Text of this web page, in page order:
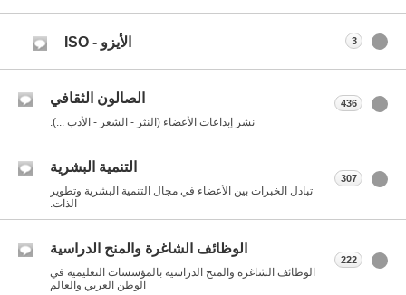
الأيزو - ISO 3
الصالون الثقافي
نشر إبداعات الأعضاء (النثر - الشعر - الأدب ...).
436
التنمية البشرية
تبادل الخبرات بين الأعضاء في مجال التنمية البشرية وتطوير
الذات.
307
الوظائف الشاغرة والمنح الدراسية
الوظائف الشاغرة والمنح الدراسية بالمؤسسات التعليمية في
الوطن العربي والعالم
222